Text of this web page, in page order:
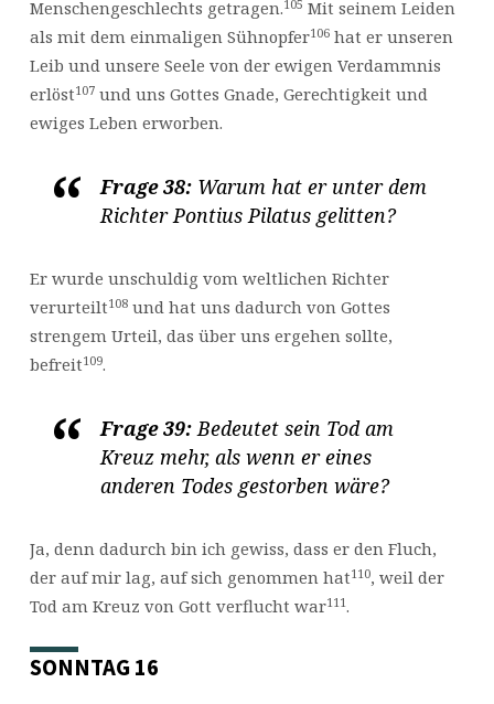
Menschengeschlechts getragen.105 Mit seinem Leiden
als mit dem einmaligen Sühnopfer106hat er unseren
Leib und unsere Seele von der ewigen Verdammnis
erlöst107und uns Gottes Gnade, Gerechtigkeit und
ewiges Leben erworben.
Frage 38:Warum hat er unter dem
Richter Pontius Pilatus gelitten?
Er wurde unschuldig vom weltlichen Richter
verurteilt108und hat uns dadurch von Gottes
strengem Urteil, das über uns ergehen sollte,
befreit109.
Frage 39:Bedeutet sein Tod am
Kreuz mehr, als wenn er eines
anderen Todes gestorben wäre?
Ja, denn dadurch bin ich gewiss, dass er den Fluch,
der auf mir lag, auf sich genommen hat110, weil der
Tod am Kreuz von Gott verflucht war111.
SONNTAG 16